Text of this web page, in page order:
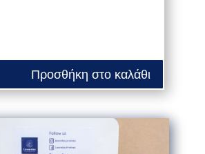
Προσθήκη στο καλάθι